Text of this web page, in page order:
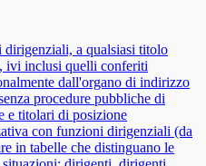
dirigenziali, a qualsiasi titolo
ivi inclusi quelli conferiti
dall'organo di indirizzo
procedure pubbliche di
e titolari di posizione
con funzioni dirigenziali (da
in tabelle che distinguano le